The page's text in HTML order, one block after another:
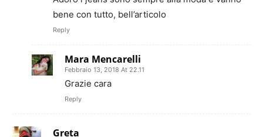
bene con tutto, bell’articolo
Reply
Mara Mencarelli
Febbraio 13, 2018 At 22.11
Grazie cara
Reply
Greta